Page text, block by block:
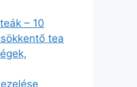
– 10
tea